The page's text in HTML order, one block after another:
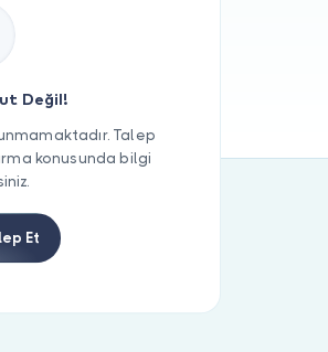
Değil!
Talep
konusunda bilgi
Et